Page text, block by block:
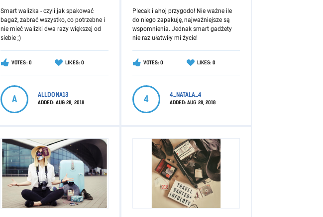
Smart walizka - czyli jak spakować
bagaż, zabrać wszystko, co potrzebne i
nie mieć walizki dwa razy większej od
siebie ;)
VOTES: 0 LIKES: 0
A ALLDONA13
ADDED:AUG 28, 2018
Plecak i ahoj przygodo! Nie ważne ile
do niego zapakuję, najważniejsze są
wspomnienia. Jednak smart gadżety
nie raz ułatwiły mi życie!
VOTES: 0 LIKES: 0
4 4_NATALA_4
ADDED: AUG 28, 2018